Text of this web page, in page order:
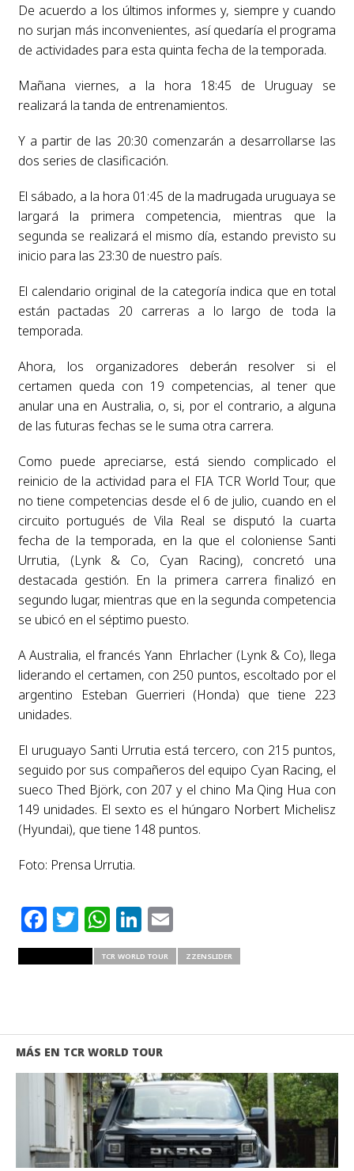
De acuerdo a los últimos informes y, siempre y cuando
no surjan más inconvenientes, así quedaría el programa
de actividades para esta quinta fecha de la temporada.
Mañana viernes, a la hora 18:45 de Uruguay se
realizará la tanda de entrenamientos.
Y a partir de las 20:30 comenzarán a desarrollarse las
dos series de clasificación.
El sábado, a la hora 01:45 de la madrugada uruguaya se
largará la primera competencia, mientras que la
segunda se realizará el mismo día, estando previsto su
inicio para las 23:30 de nuestro país.
El calendario original de la categoría indica que en total
están pactadas 20 carreras a lo largo de toda la
temporada.
Ahora, los organizadores deberán resolver si el
certamen queda con 19 competencias, al tener que
anular una en Australia, o, si, por el contrario, a alguna
de las futuras fechas se le suma otra carrera.
Como puede apreciarse, está siendo complicado el
reinicio de la actividad para el FIA TCR World Tour, que
no tiene competencias desde el 6 de julio, cuando en el
circuito portugués de Vila Real se disputó la cuarta
fecha de la temporada, en la que el coloniense Santi
Urrutia, (Lynk & Co, Cyan Racing), concretó una
destacada gestión. En la primera carrera finalizó en
segundo lugar, mientras que en la segunda competencia
se ubicó en el séptimo puesto.
A Australia, el francés Yann Ehrlacher (Lynk & Co), llega
liderando el certamen, con 250 puntos, escoltado por el
argentino Esteban Guerrieri (Honda) que tiene 223
unidades.
El uruguayo Santi Urrutia está tercero, con 215 puntos,
seguido por sus compañeros del equipo Cyan Racing, el
sueco Thed Björk, con 207 y el chino Ma Qing Hua con
149 unidades. El sexto es el húngaro Norbert Michelisz
(Hyundai), que tiene 148 puntos.
Foto: Prensa Urrutia.
Facebook
Twitter
WhatsApp
LinkedIn
Email
TCR WORLD TOUR ZZENSLIDER
MÁS EN TCR WORLD TOUR